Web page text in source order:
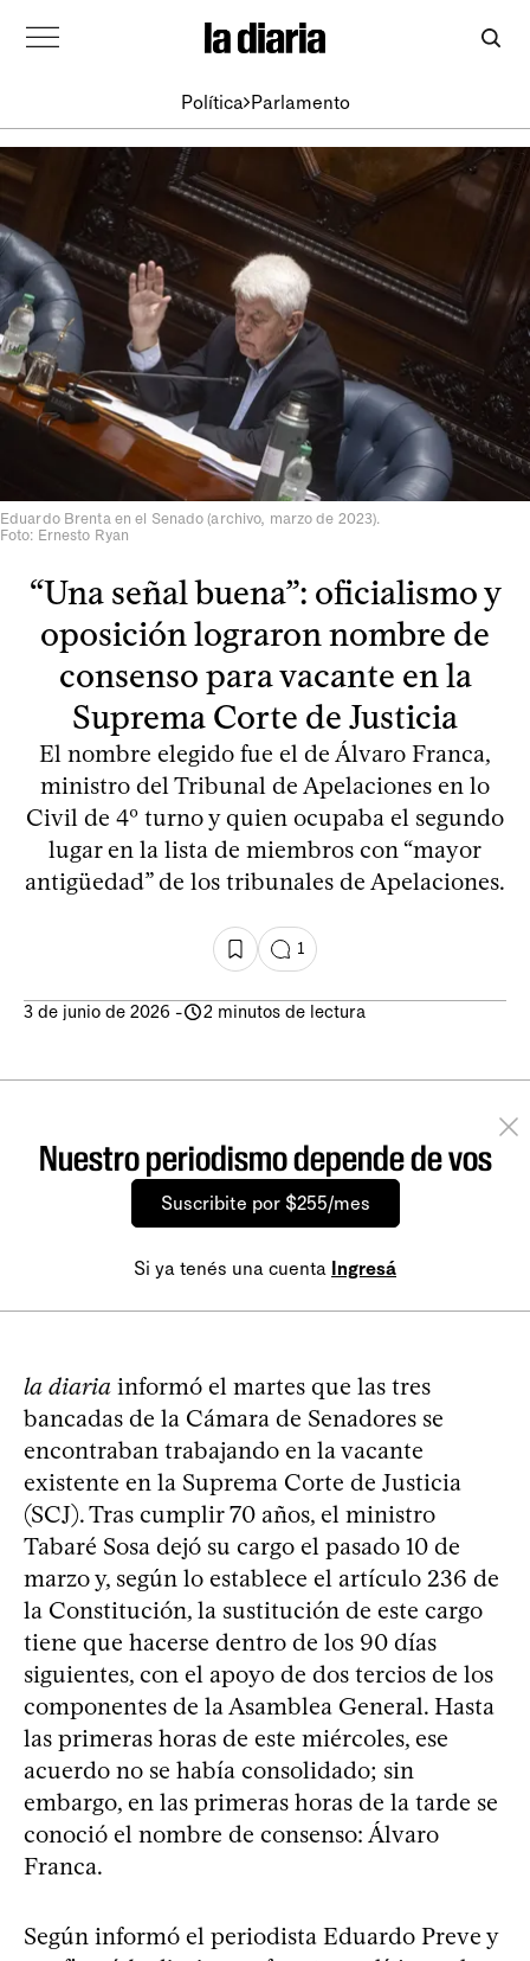
Política Parlamento
Eduardo Brenta en el Senado (archivo, marzo de 2023).
Foto: Ernesto Ryan
“Una señal buena”: oficialismo y
oposición lograron nombre de
consenso para vacante en la
Suprema Corte de Justicia
El nombre elegido fue el de Álvaro Franca,
ministro del Tribunal de Apelaciones en lo
Civil de 4º turno y quien ocupaba el segundo
lugar en la lista de miembros con “mayor
antigüedad” de los tribunales de Apelaciones.
1
3 de junio de 2026 - 2 minutos de lectura
Nuestro periodismo depende de vos
Suscribite por $255/mes
Si ya tenés una cuenta Ingresá
la diaria informó el martes que las tres
bancadas de la Cámara de Senadores se
encontraban trabajando en la vacante
existente en la Suprema Corte de Justicia
(SCJ). Tras cumplir 70 años, el ministro
Tabaré Sosa dejó su cargo el pasado 10 de
marzo y, según lo establece el artículo 236 de
la Constitución, la sustitución de este cargo
tiene que hacerse dentro de los 90 días
siguientes, con el apoyo de dos tercios de los
componentes de la Asamblea General. Hasta
las primeras horas de este miércoles, ese
acuerdo no se había consolidado; sin
embargo, en las primeras horas de la tarde se
conoció el nombre de consenso: Álvaro
Franca.
Según informó el periodista Eduardo Preve y